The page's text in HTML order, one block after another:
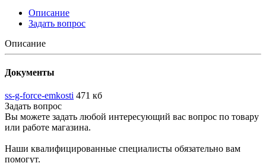
Описание
Задать вопрос
Описание
Документы
ss-g-force-emkosti 471 кб
Задать вопрос
Вы можете задать любой интересующий вас вопрос по товару
или работе магазина.
Наши квалифицированные специалисты обязательно вам
помогут.